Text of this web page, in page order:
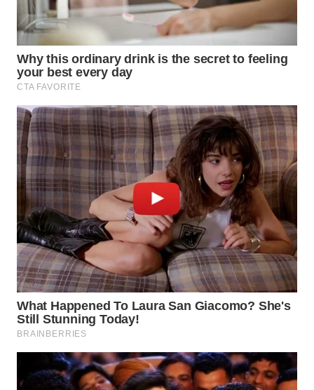
WN
KARO
WN
SIMALUNGUN
WN
LABUHANBATU
WN
TAPANULI
TENGAH
WN DELI
SERDANG
WN
TEBING
TINGGI
WN
PAKPAK